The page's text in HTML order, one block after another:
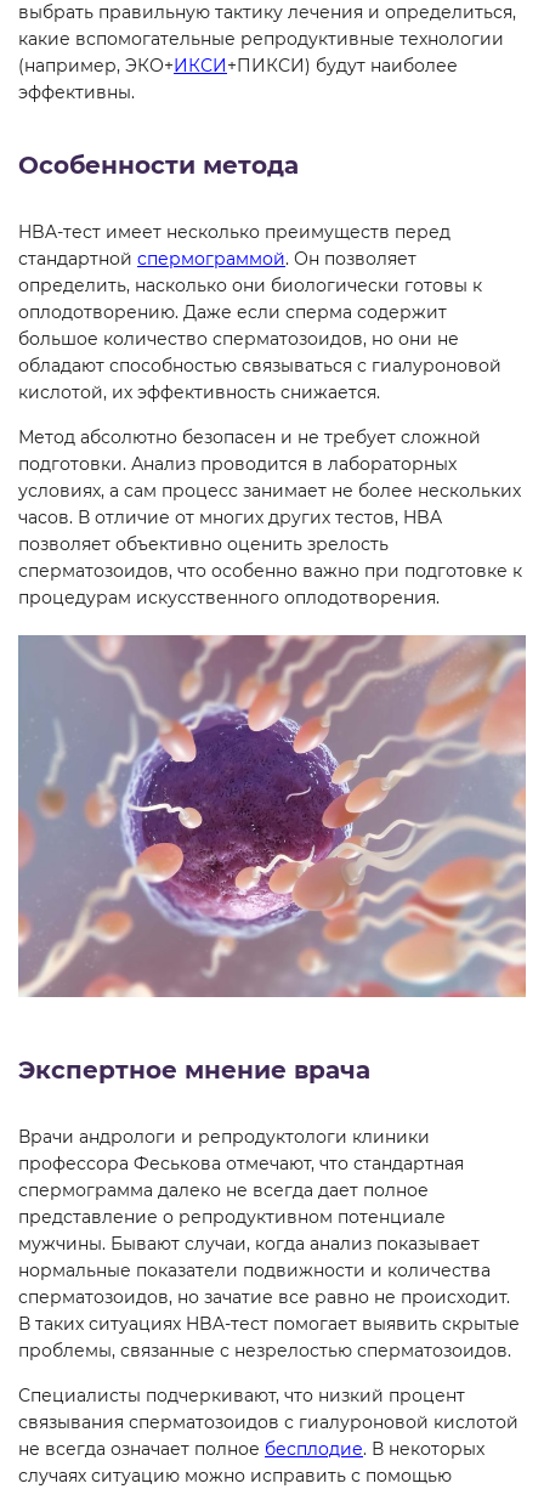
выбрать правильную тактику лечения и определиться,
какие вспомогательные репродуктивные технологии
(например, ЭКО+ИКСИ+ПИКСИ) будут наиболее
эффективны.
Особенности метода
HBA-тест имеет несколько преимуществ перед
стандартной спермограммой. Он позволяет
определить, насколько они биологически готовы к
оплодотворению. Даже если сперма содержит
большое количество сперматозоидов, но они не
обладают способностью связываться с гиалуроновой
кислотой, их эффективность снижается.
Метод абсолютно безопасен и не требует сложной
подготовки. Анализ проводится в лабораторных
условиях, а сам процесс занимает не более нескольких
часов. В отличие от многих других тестов, HBA
позволяет объективно оценить зрелость
сперматозоидов, что особенно важно при подготовке к
процедурам искусственного оплодотворения.
Экспертное мнение врача
Врачи андрологи и репродуктологи клиники
профессора Феськова отмечают, что стандартная
спермограмма далеко не всегда дает полное
представление о репродуктивном потенциале
мужчины. Бывают случаи, когда анализ показывает
нормальные показатели подвижности и количества
сперматозоидов, но зачатие все равно не происходит.
В таких ситуациях HBA-тест помогает выявить скрытые
проблемы, связанные с незрелостью сперматозоидов.
Специалисты подчеркивают, что низкий процент
связывания сперматозоидов с гиалуроновой кислотой
не всегда означает полное бесплодие. В некоторых
случаях ситуацию можно исправить с помощью